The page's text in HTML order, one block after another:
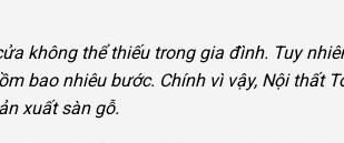
không thể thiếu trong gia đình. Tuy
bao nhiêu bước. Chính vì vậy, Nội thất
xuất sàn gỗ.